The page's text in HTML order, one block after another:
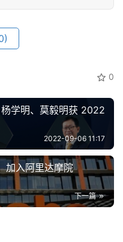
0
2022-09-06 11:17
加入阿里达摩院
下一篇